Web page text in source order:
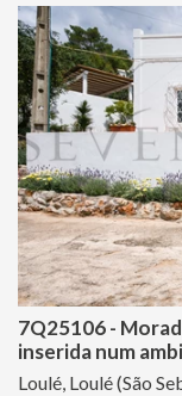
7Q25106 -
inserida num
Loulé, Loulé (São